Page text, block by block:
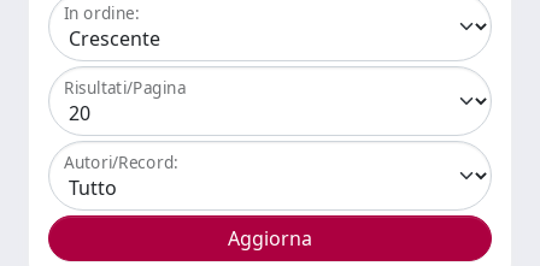
In ordine:
Risultati/Pagina
Autori/Record: